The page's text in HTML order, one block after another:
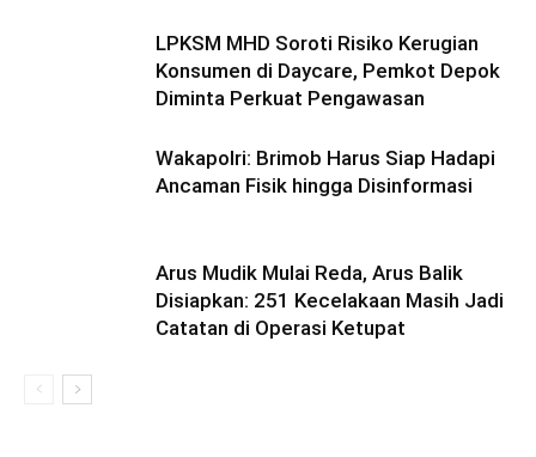
LPKSM MHD Soroti Risiko Kerugian
Konsumen di Daycare, Pemkot Depok
Diminta Perkuat Pengawasan
Wakapolri: Brimob Harus Siap Hadapi
Ancaman Fisik hingga Disinformasi
Arus Mudik Mulai Reda, Arus Balik
Disiapkan: 251 Kecelakaan Masih Jadi
Catatan di Operasi Ketupat